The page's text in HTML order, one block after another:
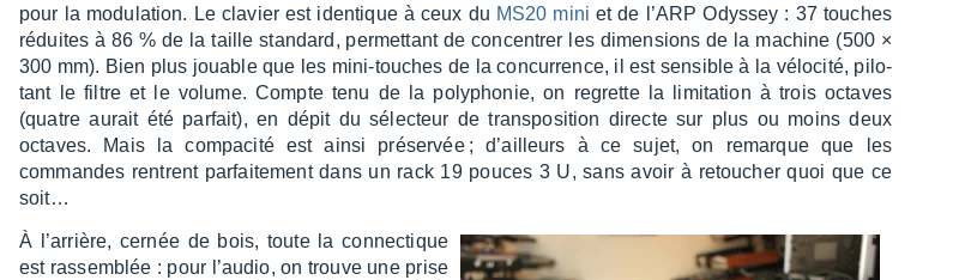
pour la modu­la­tion. Le clavier est iden­tique à ceux du MS20 mini et de l’ARP Odys­sey : 37 touches
réduites à 86 % de la taille stan­dard, permet­tant de concen­trer les dimen­sions de la machine (500 ×
300 mm). Bien plus jouable que les mini-touches de la concur­rence, il est sensible à la vélo­cité, pilo­
tant le filtre et le volume. Compte tenu de la poly­pho­nie, on regrette la limi­ta­tion à trois octaves
(quatre aurait été parfait), en dépit du sélec­teur de trans­po­si­tion directe sur plus ou moins deux
octaves. Mais la compa­cité est ainsi préser­vée ; d’ailleurs à ce sujet, on remarque que les
commandes rentrent parfai­te­ment dans un rack 19 pouces 3 U, sans avoir à retou­cher quoi que ce
soit…
À l’ar­rière, cernée de bois, toute la connec­tique
est rassem­blée : pour l’au­dio, on trouve une prise